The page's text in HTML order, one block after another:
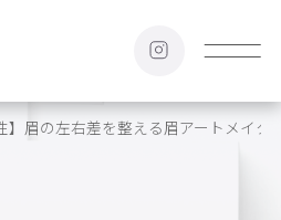
】眉の左右差を整える眉アートメイ